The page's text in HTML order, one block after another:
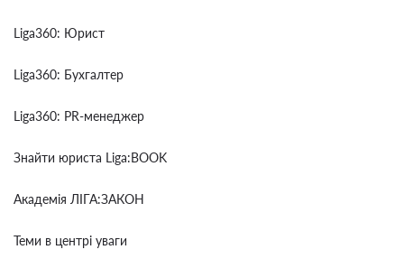
Liga360: Юрист
Liga360: Бухгалтер
Liga360: PR-менеджер
Знайти юриста Liga:BOOK
Академія ЛІГА:ЗАКОН
Теми в центрі уваги